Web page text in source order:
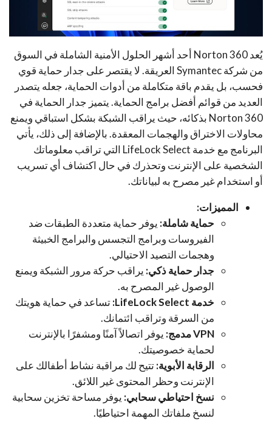
يُعد Norton 360 أحد أشهر الحلول الأمنية الشاملة في السوق
من شركة Symantec العريقة. لا يقتصر على جدار حماية قوي
فحسب، بل يقدم باقة متكاملة من أدوات الحماية، جعله يتصدر
العديد من قوائم أفضل برامج الحماية. يتميز جدار الحماية في
Norton 360 بذكائه، حيث يراقب الشبكة بشكل استباقي ويمنع
محاولات الاختراق والهجمات المعقدة. بالإضافة إلى ذلك، يأتي
البرنامج مع خدمة LifeLock Select التي تراقب معلوماتك
الشخصية على الإنترنت وتحذرك في حال اكتشاف أي تسريب
أو استخدام غير مصرح به لبياناتك.
المميزات:
حماية شاملة: يوفر حماية متعددة الطبقات ضد
الفيروسات وبرامج التجسس والبرامج الخبيثة
وهجمات التصيد الاحتيالي.
جدار حماية ذكي: يراقب حركة مرور الشبكة ويمنع
الوصول غير المصرح به.
خدمة LifeLock Select:
تساعد في حماية هويتك
من السرقة وتراقب ائتمانك.
VPN مدمج:
يوفر اتصالاً آمنًا ومشفرًا بالإنترنت
لحماية خصوصيتك.
الرقابة الأبوية:تتيح لك مراقبة نشاط أطفالك على
الإنترنت وحظر المحتوى غير اللائق.
نسخ احتياطي سحابي: يوفر مساحة تخزين سحابية
لنسخ ملفاتك المهمة احتياطيًا.